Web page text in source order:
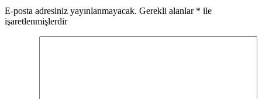
E-posta adresiniz yayınlanmayacak. Gerekli alanlar * ile
işaretlenmişlerdir